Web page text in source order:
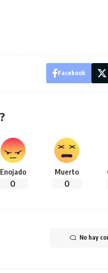
Facebook
Enojado
0
Muerto
0
No hay